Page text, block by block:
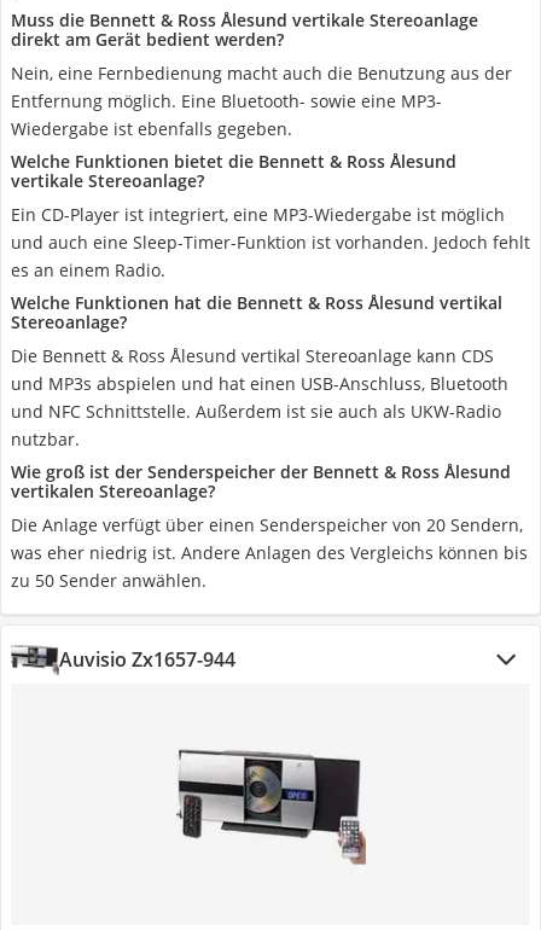
Muss die Bennett & Ross Ålesund vertikale Stereoanlage
direkt am Gerät bedient werden?
Nein, eine Fernbedienung macht auch die Benutzung aus der
Entfernung möglich. Eine Bluetooth- sowie eine MP3-
Wiedergabe ist ebenfalls gegeben.
Welche Funktionen bietet die Bennett & Ross Ålesund
vertikale Stereoanlage?
Ein CD-Player ist integriert, eine MP3-Wiedergabe ist möglich
und auch eine Sleep-Timer-Funktion ist vorhanden. Jedoch fehlt
es an einem Radio.
Welche Funktionen hat die Bennett & Ross Ålesund vertikal
Stereoanlage?
Die Bennett & Ross Ålesund vertikal Stereoanlage kann CDS
und MP3s abspielen und hat einen USB-Anschluss, Bluetooth
und NFC Schnittstelle. Außerdem ist sie auch als UKW-Radio
nutzbar.
Wie groß ist der Senderspeicher der Bennett & Ross Ålesund
vertikalen Stereoanlage?
Die Anlage verfügt über einen Senderspeicher von 20 Sendern,
was eher niedrig ist. Andere Anlagen des Vergleichs können bis
zu 50 Sender anwählen.
Auvisio Zx1657-944